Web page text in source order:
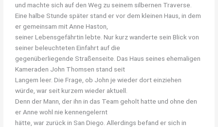
und machte sich auf den Weg zu seinem silbernen Traverse.
Eine halbe Stunde später stand er vor dem kleinen Haus, in dem
er gemeinsam mit Anne Haston,
seiner Lebensgefährtin lebte. Nur kurz wanderte sein Blick von
seiner beleuchteten Einfahrt auf die
gegenüberliegende Straßenseite. Das Haus seines ehemaligen
Kameraden John Thomsen stand seit
Langem leer. Die Frage, ob John je wieder dort einziehen
würde, war seit kurzem wieder aktuell.
Denn der Mann, der ihn in das Team geholt hatte und ohne den
er Anne wohl nie kennengelernt
hätte, war zurück in San Diego. Allerdings befand er sich in